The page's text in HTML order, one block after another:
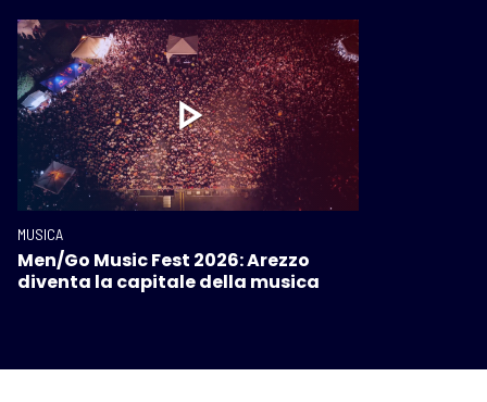
MUSICA
Men/Go Music Fest 2026: Arezzo
diventa la capitale della musica